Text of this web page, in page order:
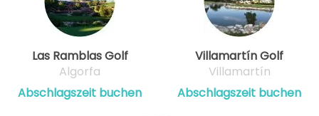
Las Ramblas Golf
Algorfa
Abschlagszeit buchen
Villamartín Golf
Villamartín
Abschlagszeit buchen